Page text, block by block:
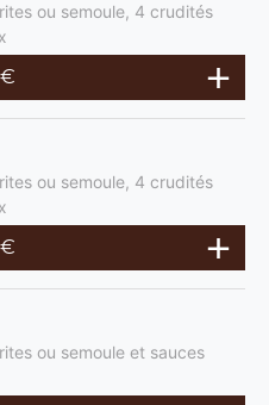
ou semoule, 4 crudités
€
ou semoule, 4 crudités
€
ou semoule et sauces